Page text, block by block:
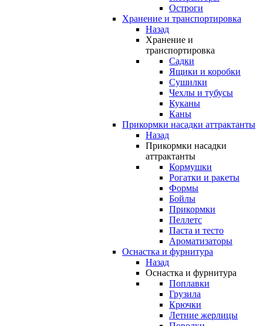
Остроги
Хранение и транспортировка
Назад
Хранение и
транспортировка
Садки
Ящики и коробки
Сушилки
Чехлы и тубусы
Куканы
Каны
Прикормки насадки аттрактанты
Назад
Прикормки насадки
аттрактанты
Кормушки
Рогатки и ракеты
Формы
Бойлы
Прикормки
Пеллетс
Паста и тесто
Ароматизаторы
Оснастка и фурнитура
Назад
Оснастка и фурнитура
Поплавки
Грузила
Крючки
Летние жерлицы